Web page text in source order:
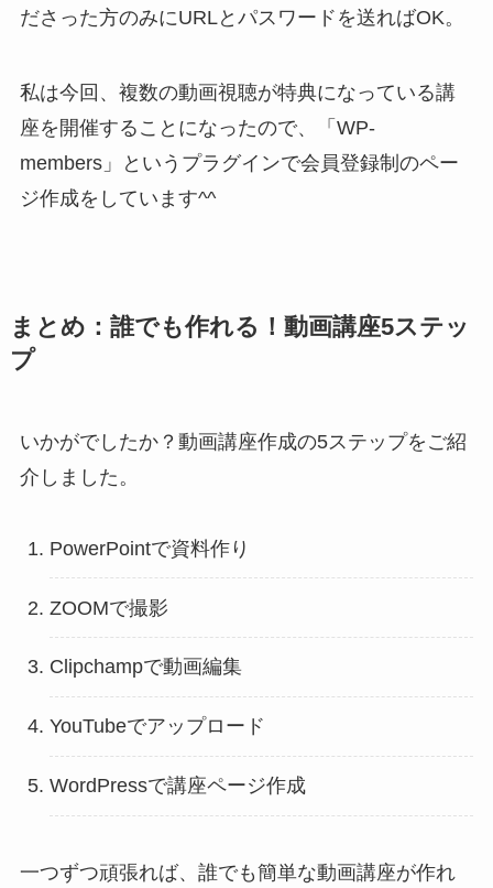
ださった方のみにURLとパスワードを送ればOK。
私は今回、複数の動画視聴が特典になっている講
座を開催することになったので、「WP-
members」というプラグインで会員登録制のペー
ジ作成をしています^^
まとめ：誰でも作れる！動画講座5ステッ
プ
いかがでしたか？動画講座作成の5ステップをご紹
介しました。
PowerPointで資料作り
ZOOMで撮影
Clipchampで動画編集
YouTubeでアップロード
WordPressで講座ページ作成
一つずつ頑張れば、誰でも簡単な動画講座が作れ